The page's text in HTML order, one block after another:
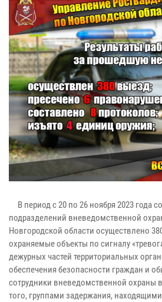
В период с 20 по 26 ноября 2023 года
подразделений вневедомственной
Новгородской области осуществлено
охраняемые объекты по сигналу
дежурных частей территориальных
обеспечения безопасности граждан и
сотрудники вневедомственной охраны
того, группами задержания,